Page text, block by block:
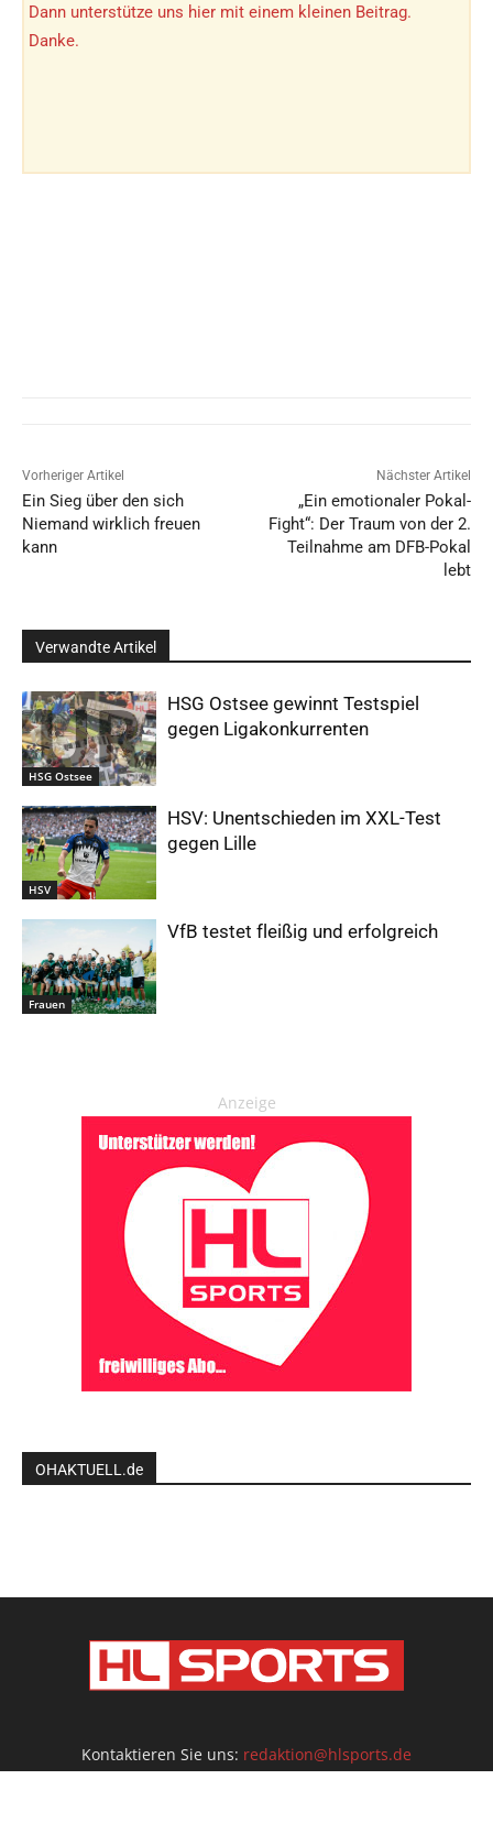
Dann unterstütze uns hier mit einem kleinen Beitrag.
Danke.
Vorheriger Artikel
Ein Sieg über den sich
Niemand wirklich freuen
kann
Nächster Artikel
„Ein emotionaler Pokal-
Fight“: Der Traum von der 2.
Teilnahme am DFB-Pokal
lebt
Verwandte Artikel
HSG Ostsee
HSG Ostsee gewinnt Testspiel
gegen Ligakonkurrenten
HSV
HSV: Unentschieden im XXL-Test
gegen Lille
Frauen
VfB testet fleißig und erfolgreich
Anzeige
OHAKTUELL.de
Kontaktieren Sie uns: redaktion@hlsports.de